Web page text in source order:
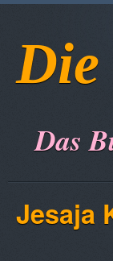
Das
Jesaja